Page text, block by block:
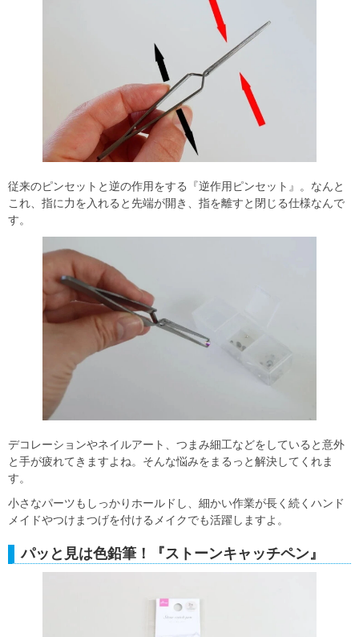
従来のピンセットと逆の作用をする『逆作用ピンセット』。なんと
これ、指に力を入れると先端が開き、指を離すと閉じる仕様なんで
す。
デコレーションやネイルアート、つまみ細工などをしていると意外
と手が疲れてきますよね。そんな悩みをまるっと解決してくれま
す。
小さなパーツもしっかりホールドし、細かい作業が長く続くハンド
メイドやつけまつげを付けるメイクでも活躍しますよ。
パッと見は色鉛筆！『ストーンキャッチペン』